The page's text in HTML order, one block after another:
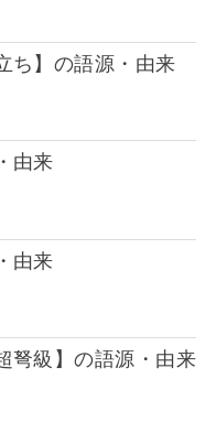
ち】の語源・由来
由来
由来
弩級】の語源・由来